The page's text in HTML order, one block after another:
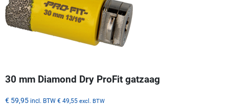
30 mm Diamond Dry ProFit gatzaag
€ 59,95 incl. BTW € 49,55 excl. BTW